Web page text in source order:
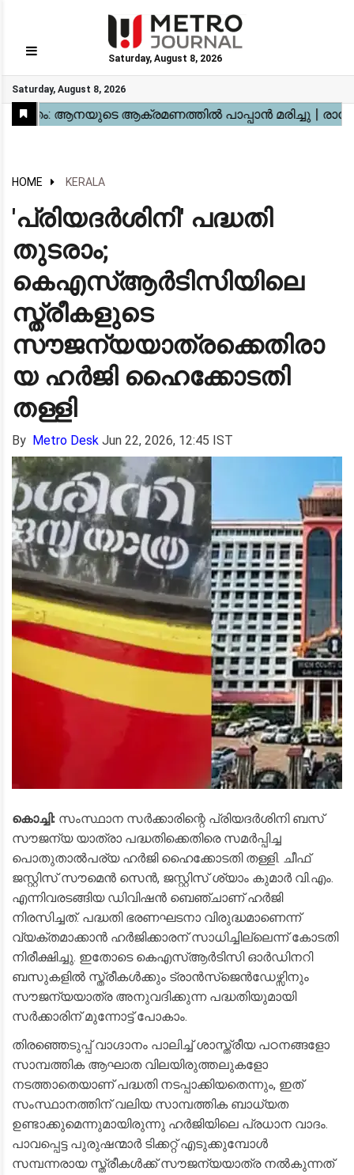
Saturday, August 8, 2026
Saturday, August 8, 2026
GO
Home
Kerala
National
Gulf
World
Sports
Movies
Health
Automobile
Travel
Education
Novel
Business
Technology
Webstory
HOME KERALA
​'പ്രിയദർശിനി' പദ്ധതി
തുടരാം;
കെഎസ്ആർടിസിയിലെ
സ്ത്രീകളുടെ
സൗജന്യയാത്രക്കെതിരാ
യ ഹർജി ഹൈക്കോടതി
തള്ളി
By Metro Desk Jun 22, 2026, 12:45 IST
കൊച്ചി: സംസ്ഥാന സർക്കാരിന്റെ പ്രിയദർശിനി ബസ്
സൗജന്യ യാത്രാ പദ്ധതിക്കെതിരെ സമർപ്പിച്ച
പൊതുതാൽപര്യ ഹർജി ഹൈക്കോടതി തള്ളി. ചീഫ്
ജസ്റ്റിസ് സൗമെൻ സെൻ, ജസ്റ്റിസ് ശ്യാം കുമാർ വി.എം.
എന്നിവരടങ്ങിയ ഡിവിഷൻ ബെഞ്ചാണ് ഹർജി
നിരസിച്ചത്. പദ്ധതി ഭരണഘടനാ വിരുദ്ധമാണെന്ന്
വ്യക്തമാക്കാൻ ഹർജിക്കാരന് സാധിച്ചില്ലെന്ന് കോടതി
നിരീക്ഷിച്ചു. ഇതോടെ കെഎസ്ആർടിസി ഓർഡിനറി
ബസുകളിൽ സ്ത്രീകൾക്കും ട്രാൻസ്ജെൻഡേഴ്സിനും
സൗജന്യയാത്ര അനുവദിക്കുന്ന പദ്ധതിയുമായി
സർക്കാരിന് മുന്നോട്ട് പോകാം.
​തിരഞ്ഞെടുപ്പ് വാഗ്ദാനം പാലിച്ച് ശാസ്ത്രീയ പഠനങ്ങളോ
സാമ്പത്തിക ആഘാത വിലയിരുത്തലുകളോ
നടത്താതെയാണ് പദ്ധതി നടപ്പാക്കിയതെന്നും, ഇത്
സംസ്ഥാനത്തിന് വലിയ സാമ്പത്തിക ബാധ്യത
ഉണ്ടാക്കുമെന്നുമായിരുന്നു ഹർജിയിലെ പ്രധാന വാദം.
പാവപ്പെട്ട പുരുഷന്മാർ ടിക്കറ്റ് എടുക്കുമ്പോൾ
സമ്പന്നരായ സ്ത്രീകൾക്ക് സൗജന്യയാത്ര നൽകുന്നത്